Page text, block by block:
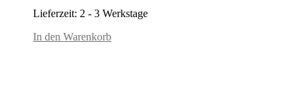
Lieferzeit: 2 - 3 Werkstage
In den Warenkorb